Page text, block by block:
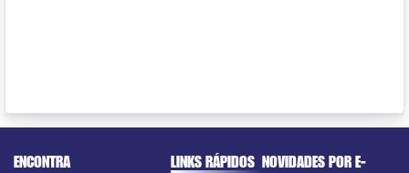
ENCONTRA
LINKS RÁPIDOS NOVIDADES POR E-